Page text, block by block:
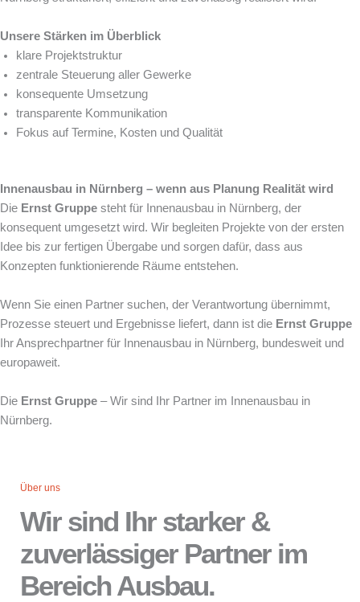
Unsere Stärken im Überblick
klare Projektstruktur
zentrale Steuerung aller Gewerke
konsequente Umsetzung
transparente Kommunikation
Fokus auf Termine, Kosten und Qualität
Innenausbau in Nürnberg – wenn aus Planung Realität wird
Die Ernst Gruppe steht für Innenausbau in Nürnberg, der
konsequent umgesetzt wird. Wir begleiten Projekte von der ersten
Idee bis zur fertigen Übergabe und sorgen dafür, dass aus
Konzepten funktionierende Räume entstehen.
Wenn Sie einen Partner suchen, der Verantwortung übernimmt,
Prozesse steuert und Ergebnisse liefert, dann ist die Ernst Gruppe
Ihr Ansprechpartner für Innenausbau in Nürnberg, bundesweit und
europaweit.
Die Ernst Gruppe – Wir sind Ihr Partner im Innenausbau in
Nürnberg.
Über uns
Wir sind Ihr starker &
zuverlässiger Partner im
Bereich Ausbau.